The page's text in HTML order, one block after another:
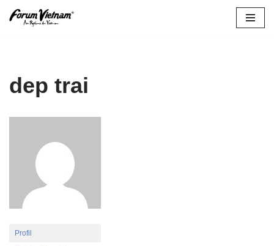
dep trai
Profil